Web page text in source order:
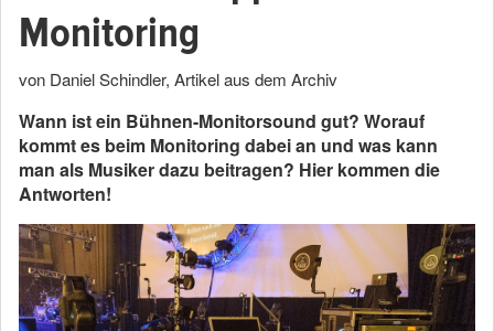
Monitoring
von Daniel Schindler, Artikel aus dem Archiv
Wann ist ein Bühnen-Monitorsound gut? Worauf
kommt es beim Monitoring dabei an und was kann
man als Musiker dazu beitragen? Hier kommen die
Antworten!